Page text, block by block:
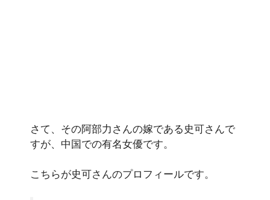
さて、その阿部力さんの嫁である史可さんで
すが、中国での有名女優です。
こちらが史可さんのプロフィールです。